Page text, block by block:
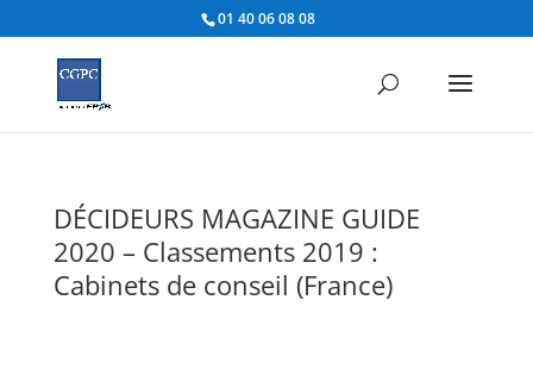
01 40 06 08 08
DÉCIDEURS MAGAZINE GUIDE
2020 – Classements 2019 :
Cabinets de conseil (France)